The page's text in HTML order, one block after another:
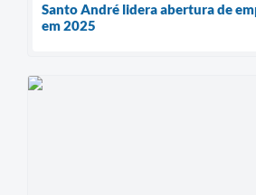
Santo André lidera abertura de
em 2025